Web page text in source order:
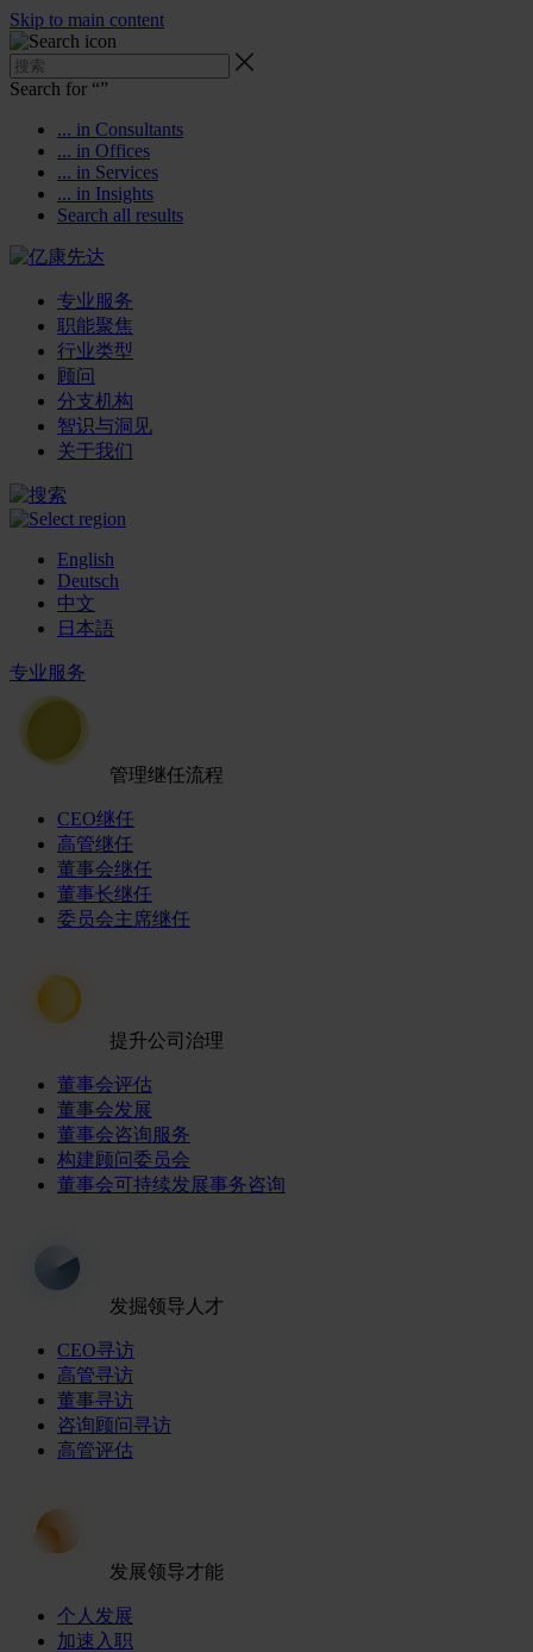
Skip to main content
Search for “”
... in Consultants
... in Offices
... in Services
... in Insights
Search all results
专业服务
职能聚焦
行业类型
顾问
分支机构
智识与洞见
关于我们
English
Deutsch
中文
日本語
专业服务
管理继任流程
CEO继任
高管继任
董事会继任
董事长继任
委员会主席继任
提升公司治理
董事会评估
董事会发展
董事会咨询服务
构建顾问委员会
董事会可持续发展事务咨询
发掘领导人才
CEO寻访
高管寻访
董事寻访
咨询顾问寻访
高管评估
发展领导才能
个人发展
加速入职